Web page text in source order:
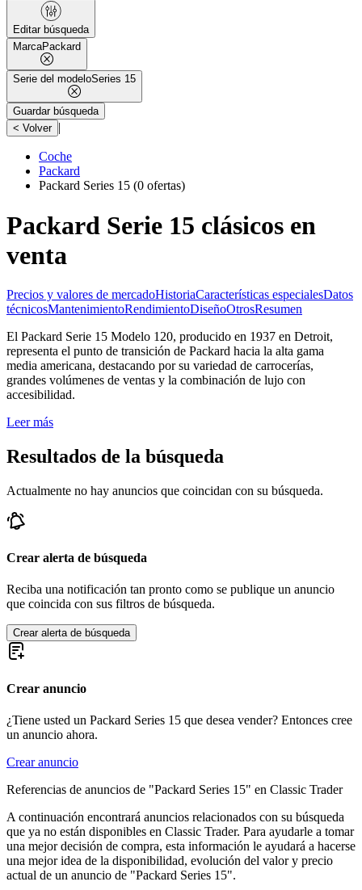
Editar búsqueda
MarcaPackard
Serie del modeloSeries 15
Guardar búsqueda
< Volver |
Coche
Packard
Packard Series 15 (0 ofertas)
Packard Serie 15 clásicos en
venta
Precios y valores de mercadoHistoriaCaracterísticas especialesDatos
técnicosMantenimientoRendimientoDiseñoOtrosResumen
El Packard Serie 15 Modelo 120, producido en 1937 en Detroit,
representa el punto de transición de Packard hacia la alta gama
media americana, destacando por su variedad de carrocerías,
grandes volúmenes de ventas y la combinación de lujo con
accesibilidad.
Leer más
Resultados de la búsqueda
Actualmente no hay anuncios que coincidan con su búsqueda.
Crear alerta de búsqueda
Reciba una notificación tan pronto como se publique un anuncio
que coincida con sus filtros de búsqueda.
Crear alerta de búsqueda
Crear anuncio
¿Tiene usted un Packard Series 15 que desea vender? Entonces cree
un anuncio ahora.
Crear anuncio
Referencias de anuncios de "Packard Series 15" en Classic Trader
A continuación encontrará anuncios relacionados con su búsqueda
que ya no están disponibles en Classic Trader. Para ayudarle a tomar
una mejor decisión de compra, esta información le ayudará a hacerse
una mejor idea de la disponibilidad, evolución del valor y precio
actual de un anuncio de "Packard Series 15".